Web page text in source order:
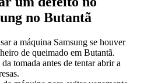
no Butantã
a máquina Samsung se houver
de queimado em Butantã.
tomada antes de tentar abrir a